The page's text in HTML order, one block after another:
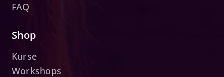
FAQ
Shop
Kurse
Workshops